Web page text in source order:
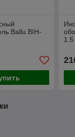
Ballu BIH-
1.5